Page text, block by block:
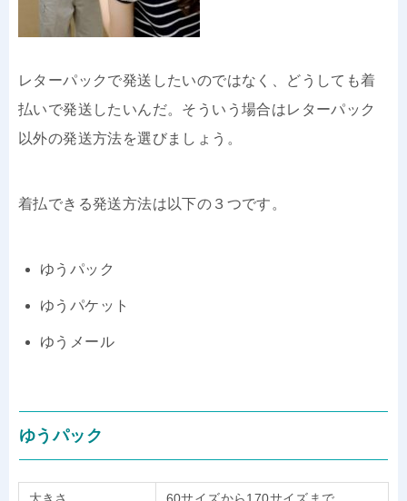
レターパックで発送したいのではなく、どうしても着
払いで発送したいんだ。そういう場合はレターパック
以外の発送方法を選びましょう。
着払できる発送方法は以下の３つです。
ゆうパック
ゆうパケット
ゆうメール
ゆうパック
大きさ 60サイズから170サイズまで